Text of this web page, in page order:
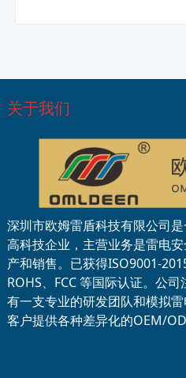
关于我们
深圳市欧姆雷盾科技有限公司
高科技企业，主营业务是雷电
产和销售。已获得ISO9001-
ROHS、FCC 等国际认证。公
有一支专业的研发团队和模拟
客户提供各种差异化的OEM/